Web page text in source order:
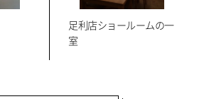
足利店ショールームの一
室